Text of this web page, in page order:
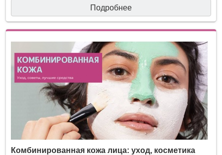
Подробнее
Комбинированная кожа лица: уход, косметика